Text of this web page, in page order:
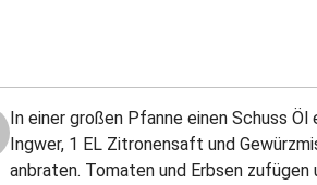
In einer großen Pfanne einen Schuss
Ingwer, 1 EL Zitronensaft und
anbraten. Tomaten und Erbsen zufügen